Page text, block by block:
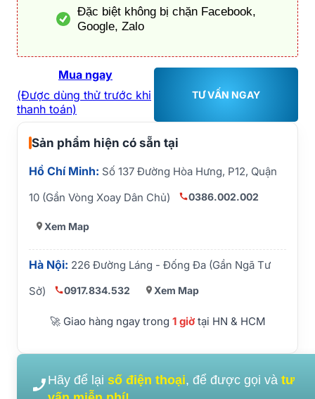
Đặc biệt không bị chặn Facebook,
Google, Zalo
Mua ngay
(Được dùng thử trước khi
thanh toán)
TƯ VẤN NGAY
Sản phẩm hiện có sẵn tại
Hồ Chí Minh: Số 137 Đường Hòa Hưng, P12, Quận
10 (Gần Vòng Xoay Dân Chủ)
0386.002.002
Xem Map
Hà Nội: 226 Đường Láng - Đống Đa (Gần Ngã Tư
Sở)
0917.834.532 Xem Map
🚀 Giao hàng ngay trong 1 giờtại HN & HCM
Hãy để lại số điện thoại, để được gọi và tư